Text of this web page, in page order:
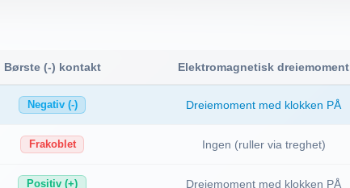
Børste (-) kontakt Elektromagnetisk dreiemoment
Negativ (-) Dreiemoment med klokken PÅ
Frakoblet Ingen (ruller via treghet)
Positiv (+) Dreiemoment med klokken PÅ